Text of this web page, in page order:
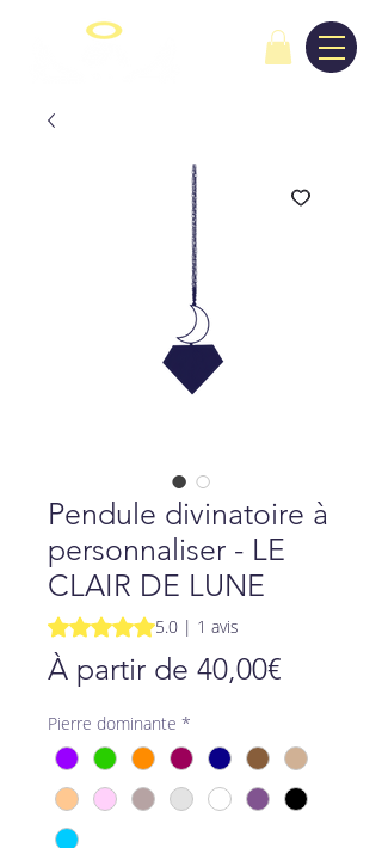
Pendule divinatoire à
personnaliser - LE
CLAIR DE LUNE
La note est de 5.0 sur cinq étoiles selon
5.0 | 1 avis
À partir de 40,00€
Pierre dominante *